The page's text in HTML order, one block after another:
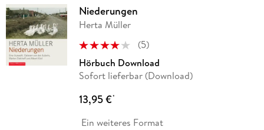
Niederungen
Herta Müller
(5)
Hörbuch Download
Sofort lieferbar (Download)
13,95 €*
Ein weiteres Format